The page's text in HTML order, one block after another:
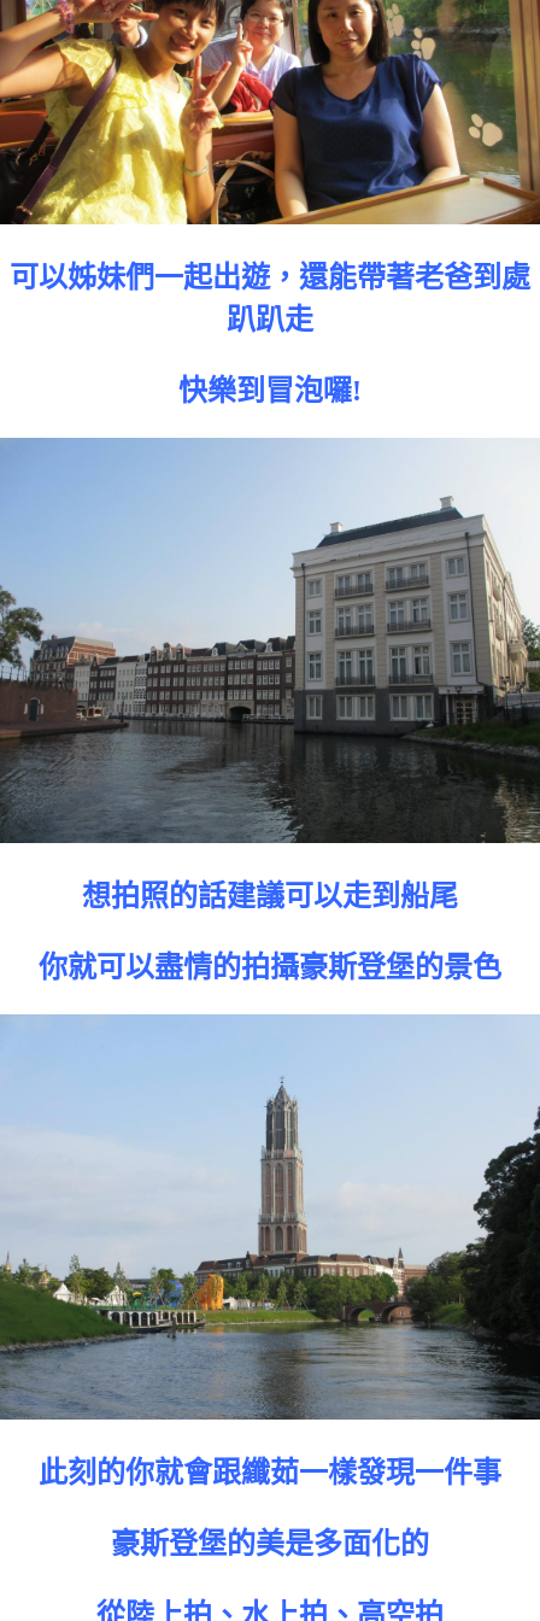
可以姊妹們一起出遊，還能帶著老爸到處
趴趴走
快樂到冒泡囉!
想拍照的話建議可以走到船尾
你就可以盡情的拍攝豪斯登堡的景色
此刻的你就會跟纖茹一樣發現一件事
豪斯登堡的美是多面化的